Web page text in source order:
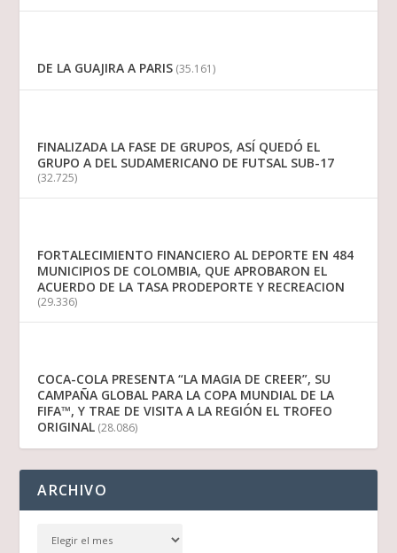
DE LA GUAJIRA A PARIS (35.161)
FINALIZADA LA FASE DE GRUPOS, ASÍ QUEDÓ EL
GRUPO A DEL SUDAMERICANO DE FUTSAL SUB-17
(32.725)
FORTALECIMIENTO FINANCIERO AL DEPORTE EN 484
MUNICIPIOS DE COLOMBIA, QUE APROBARON EL
ACUERDO DE LA TASA PRODEPORTE Y RECREACION
(29.336)
COCA-COLA PRESENTA “LA MAGIA DE CREER”, SU
CAMPAÑA GLOBAL PARA LA COPA MUNDIAL DE LA
FIFA™, Y TRAE DE VISITA A LA REGIÓN EL TROFEO
ORIGINAL (28.086)
ARCHIVO